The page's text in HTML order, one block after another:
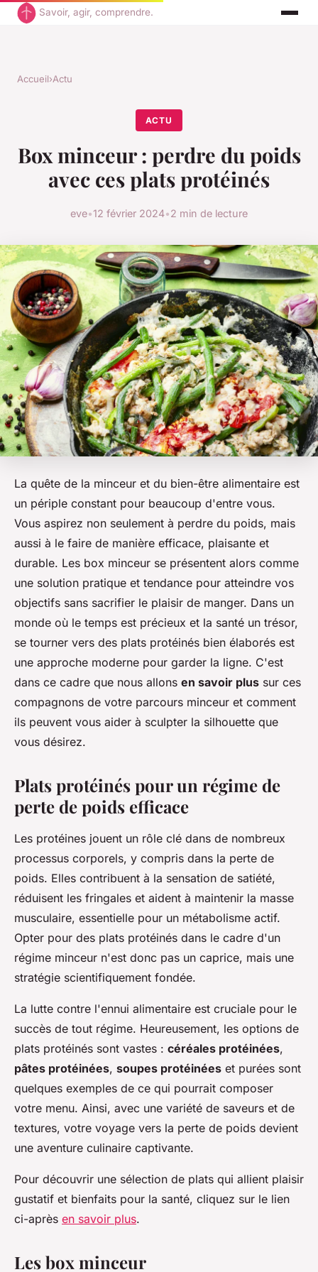
Savoir, agir, comprendre.
Accueil›Actu
ACTU
Box minceur : perdre du poids
avec ces plats protéinés
eve•12 février 2024•2 min de lecture
La quête de la minceur et du bien-être alimentaire est
un périple constant pour beaucoup d'entre vous.
Vous aspirez non seulement à perdre du poids, mais
aussi à le faire de manière efficace, plaisante et
durable. Les box minceur se présentent alors comme
une solution pratique et tendance pour atteindre vos
objectifs sans sacrifier le plaisir de manger. Dans un
monde où le temps est précieux et la santé un trésor,
se tourner vers des plats protéinés bien élaborés est
une approche moderne pour garder la ligne. C'est
dans ce cadre que nous allons en savoir plus sur ces
compagnons de votre parcours minceur et comment
ils peuvent vous aider à sculpter la silhouette que
vous désirez.
Plats protéinés pour un régime de
perte de poids efficace
Les protéines jouent un rôle clé dans de nombreux
processus corporels, y compris dans la perte de
poids. Elles contribuent à la sensation de satiété,
réduisent les fringales et aident à maintenir la masse
musculaire, essentielle pour un métabolisme actif.
Opter pour des plats protéinés dans le cadre d'un
régime minceur n'est donc pas un caprice, mais une
stratégie scientifiquement fondée.
La lutte contre l'ennui alimentaire est cruciale pour le
succès de tout régime. Heureusement, les options de
plats protéinés sont vastes : céréales protéinées,
pâtes protéinées, soupes protéinées et purées sont
quelques exemples de ce qui pourrait composer
votre menu. Ainsi, avec une variété de saveurs et de
textures, votre voyage vers la perte de poids devient
une aventure culinaire captivante.
Pour découvrir une sélection de plats qui allient plaisir
gustatif et bienfaits pour la santé, cliquez sur le lien
ci-après en savoir plus.
Les box minceur